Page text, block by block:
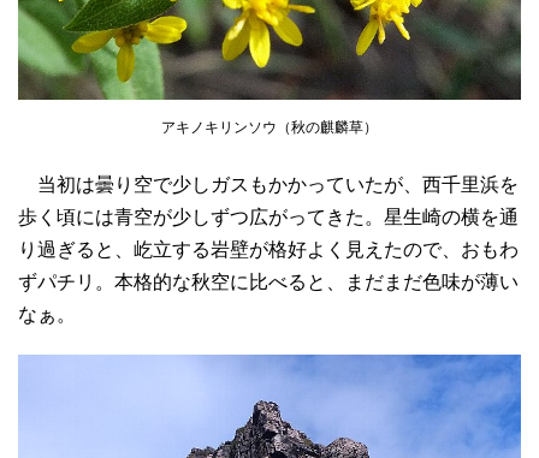
アキノキリンソウ（秋の麒麟草）
当初は曇り空で少しガスもかかっていたが、西千里浜を
歩く頃には青空が少しずつ広がってきた。星生崎の横を通
り過ぎると、屹立する岩壁が格好よく見えたので、おもわ
ずパチリ。本格的な秋空に比べると、まだまだ色味が薄い
なぁ。